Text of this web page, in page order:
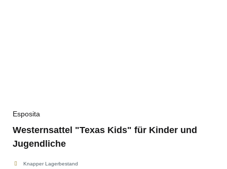
Esposita
Westernsattel "Texas Kids" für Kinder und
Jugendliche
Knapper Lagerbestand